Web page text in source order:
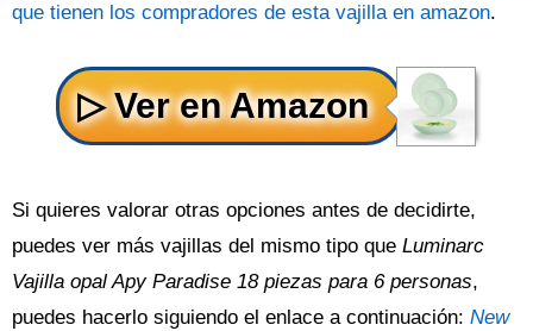
que tienen los compradores de esta vajilla en amazon.
Si quieres valorar otras opciones antes de decidirte,
puedes ver más vajillas del mismo tipo que Luminarc
Vajilla opal Apy Paradise 18 piezas para 6 personas,
puedes hacerlo siguiendo el enlace a continuación: New